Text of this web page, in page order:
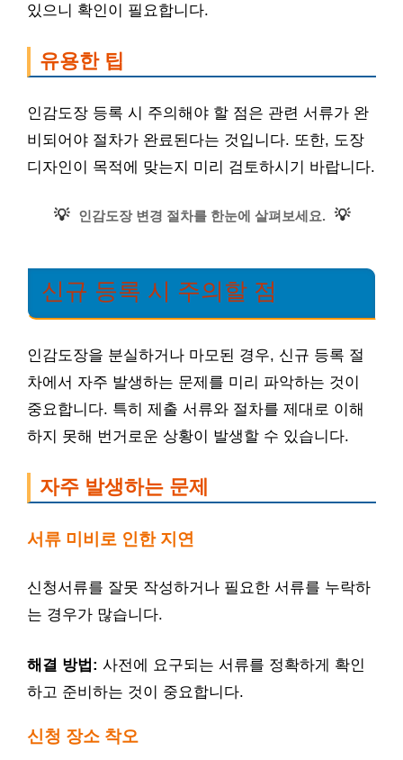
있으니 확인이 필요합니다.
유용한 팁
인감도장 등록 시 주의해야 할 점은 관련 서류가 완
비되어야 절차가 완료된다는 것입니다. 또한, 도장
디자인이 목적에 맞는지 미리 검토하시기 바랍니다.
💡 인감도장 변경 절차를 한눈에 살펴보세요. 💡
신규 등록 시 주의할 점
인감도장을 분실하거나 마모된 경우, 신규 등록 절
차에서 자주 발생하는 문제를 미리 파악하는 것이
중요합니다. 특히 제출 서류와 절차를 제대로 이해
하지 못해 번거로운 상황이 발생할 수 있습니다.
자주 발생하는 문제
서류 미비로 인한 지연
신청서류를 잘못 작성하거나 필요한 서류를 누락하
는 경우가 많습니다.
해결 방법: 사전에 요구되는 서류를 정확하게 확인
하고 준비하는 것이 중요합니다.
신청 장소 착오